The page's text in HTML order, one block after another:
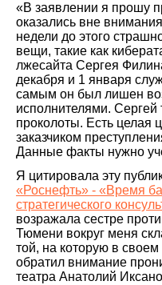
«В заявлении я прошу
оказались вне
недели до этого
вещи, такие как
лжесайта Сергея
декабря и 1 января
самым он был лишен
исполнителями.
проколоты. Есть целая
заказчиком
Данные факты нужно
Я цитировала эту
«Роснефть» - «Время
стратегического
возражала сестре
Тюмени вокруг меня
той, на которую в
обратил внимание
театра Анатолий